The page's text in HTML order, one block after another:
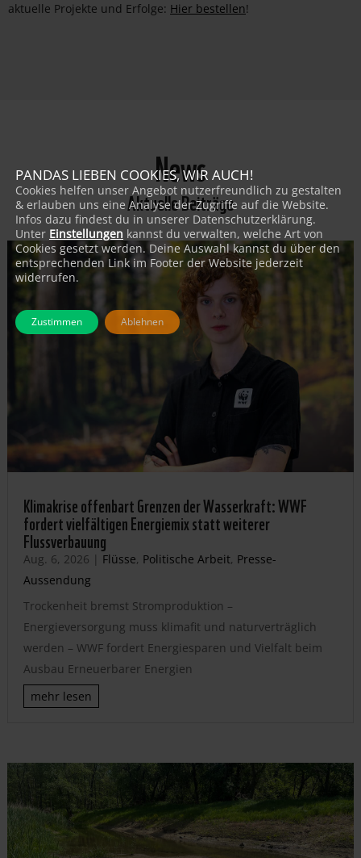
aktuelle Projekte und Erfolge: Hier bestellen!
News
Aktuelle Beiträge
Klimakrise offenbart Grenzen der Wasserkraft: WWF
fordert vielfältigen Energiemix statt weiterer
Flussverbauung
Aug. 6, 2026 | Flüsse, Politische Arbeit, Presse-
Aussendung
Trockenheit bremst Stromproduktion –
Energieversorgung muss klimafit und naturverträglich
werden – WWF fordert Energiesparen und Vielfalt beim
Ausbau Erneuerbarer Energien
mehr lesen
PANDAS LIEBEN COOKIES, WIR AUCH!
Cookies helfen unser Angebot nutzerfreundlich zu gestalten
& erlauben uns eine Analyse der Zugriffe auf die Website.
Infos dazu findest du in unserer Datenschutzerklärung.
Unter Einstellungen kannst du verwalten, welche Art von
Cookies gesetzt werden. Deine Auswahl kannst du über den
entsprechenden Link im Footer der Website jederzeit
widerrufen.
Zustimmen Ablehnen